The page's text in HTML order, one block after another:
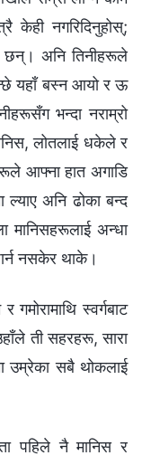
केही नगरिदिनुहोस्;
छन्। अनि तिनीहरूले
यहाँ बस्‍न आयो र ऊ
भन्दा नराम्रो
लोतलाई धकेले र
आफ्ना हात अगाडि
अनि ढोका बन्द
मानिसहरूलाई अन्धा
नसकेर थाके।
स्वर्गबाट
ती सहरहरू, सारा
उम्रेका सबै थोकलाई
पहिले नै मानिस र